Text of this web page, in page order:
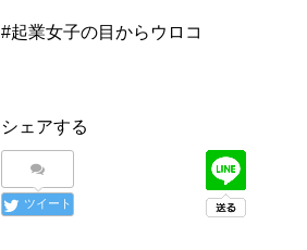
#起業女子の目からウロコ
シェアする
ツイート